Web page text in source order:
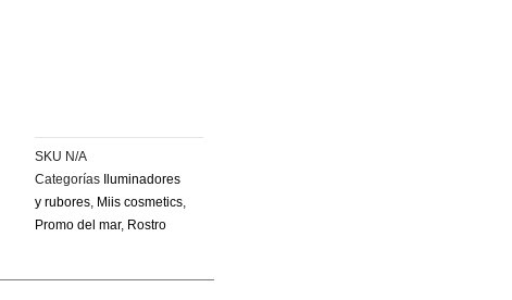
SKU N/A
Categorías
Iluminadores
y rubores, Miis cosmetics,
Promo del mar, Rostro